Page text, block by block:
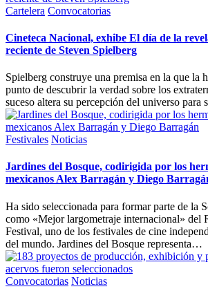
Publicada
Cartelera Convocatorias
Cineteca Nacional, exhibe El día de la
reciente de Steven Spielberg
Spielberg construye una premisa en la que la
punto de descubrir la verdad sobre los
suceso altera su percepción del universo para
Publicada
Festivales Noticias
Jardines del Bosque, codirigida por los
mexicanos Alex Barragán y Diego
Ha sido seleccionada para formar parte de la
como «Mejor largometraje internacional» del
Festival, uno de los festivales de cine
del mundo. Jardines del Bosque representa…
Publicada
Convocatorias Noticias